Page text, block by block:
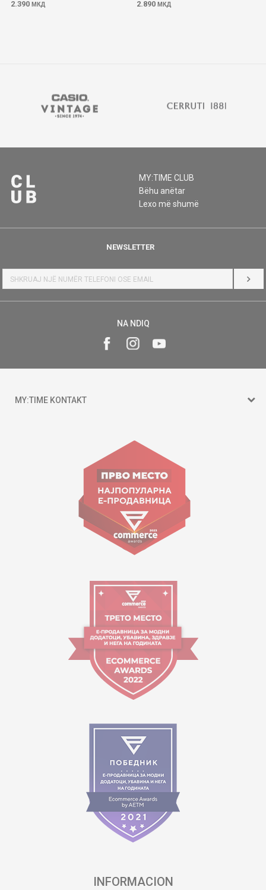
2.390 МКД 2.890 МКД
MY:TIME CLUB
Bëhu anëtar
Lexo më shumë
NEWSLETTER
HYR
NA NDIQ
MY:TIME KONTAKT
Goce Nikolovski 74 Shkup
contact@mytime.mk
Orari i punës:
09:00 - 17:00
INFORMACION